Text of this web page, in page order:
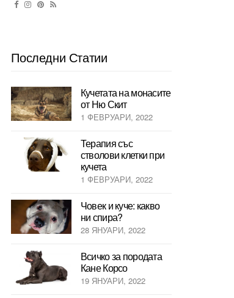
Последни Статии
Кучетата на монасите
от Ню Скит
1 ФЕВРУАРИ, 2022
Терапия със
стволови клетки при
кучета
1 ФЕВРУАРИ, 2022
Човек и куче: какво
ни спира?
28 ЯНУАРИ, 2022
Всичко за породата
Кане Корсо
19 ЯНУАРИ, 2022